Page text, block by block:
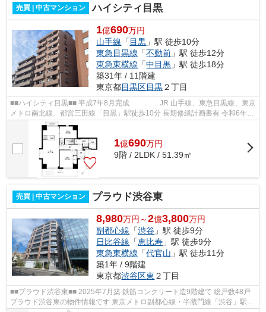
売買 | 中古マンション ハイシティ目黒
1億690万円
山手線 「 目黒 」駅 徒歩10分
東急目黒線 「不動前 」駅 徒歩12分
東急東横線 「中目黒 」駅 徒歩18分
築31年 / 11階建
東京都目黒区目黒２丁目
■■ハイシティ目黒■■ 平成7年8月完成 JR 山手線、東急目黒線、東京
メトロ南北線、都営三田線「目黒」駅徒歩10分 長期修繕計画書有 令和6年
大規模修繕計画実施済 エレベー...
1億690万円
9階 / 2LDK / 51.39㎡
売買 | 中古マンション プラウド渋谷東
8,980万円～2億3,800万円
副都心線 「渋谷 」駅 徒歩9分
日比谷線 「恵比寿 」駅 徒歩9分
東急東横線 「代官山 」駅 徒歩11分
築1年 / 9階建
東京都渋谷区東 ２丁目
■■プラウド渋谷東■■ 2025年7月築 鉄筋コンクリート造9階建て 総戸数48戸
プラウド渋谷東の物件情報です 東京メトロ副都心線・半蔵門線「渋谷」駅徒